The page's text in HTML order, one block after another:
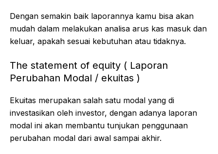
Dengan semakin baik laporannya kamu bisa akan
mudah dalam melakukan analisa arus kas masuk dan
keluar, apakah sesuai kebutuhan atau tidaknya.
The statement of equity ( Laporan
Perubahan Modal / ekuitas )
Ekuitas merupakan salah satu modal yang di
investasikan oleh investor, dengan adanya laporan
modal ini akan membantu tunjukan penggunaan
perubahan modal dari awal sampai akhir.